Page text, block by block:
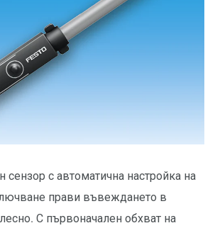
сензор с автоматична настройка на
прави въвеждането в
С първоначален обхват на